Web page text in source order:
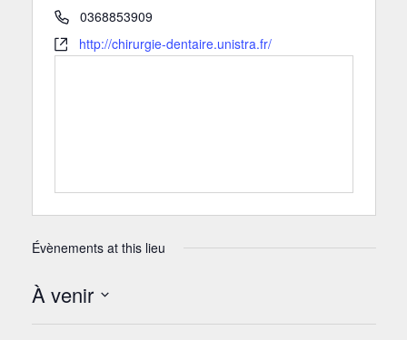
0368853909
http://chirurgie-dentaire.unistra.fr/
Évènements at this lieu
À venir